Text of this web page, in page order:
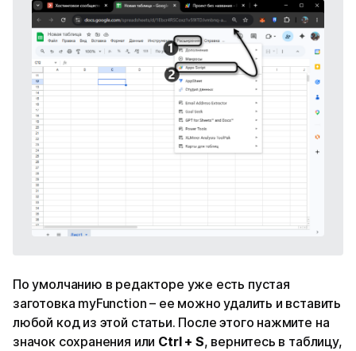
По умолчанию в редакторе уже есть пустая
заготовка myFunction – ее можно удалить и вставить
любой код из этой статьи. После этого нажмите на
значок сохранения или Ctrl + S, вернитесь в таблицу,